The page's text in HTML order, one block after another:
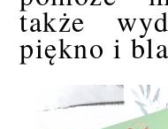
także
piękno i